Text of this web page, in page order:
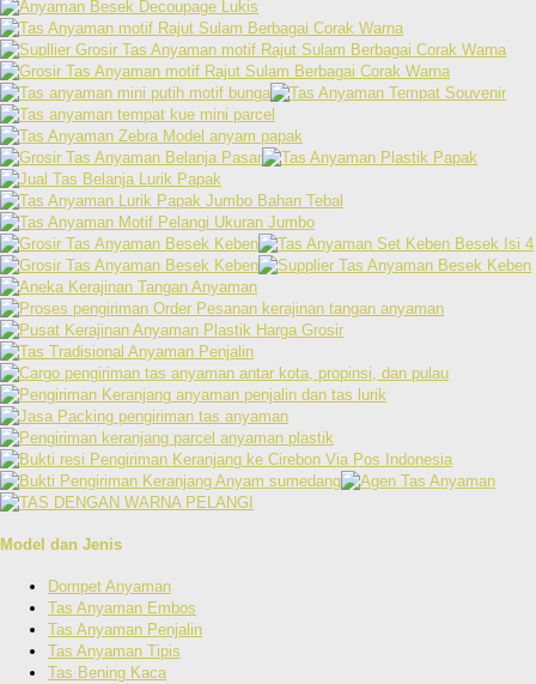
Model dan Jenis
Dompet Anyaman
Tas Anyaman Embos
Tas Anyaman Penjalin
Tas Anyaman Tipis
Tas Bening Kaca